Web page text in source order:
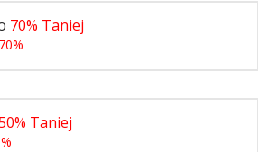
70% Taniej
70%
Taniej